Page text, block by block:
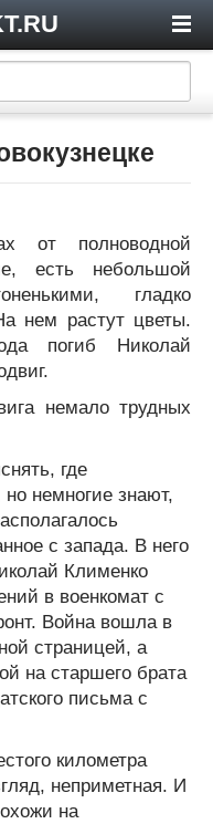
от полноводной
есть небольшой
гладко
нем растут цветы.
погиб Николай
немало трудных
где
немногие знают,
с запада. В него
Клименко
в военкомат с
Война вошла в
страницей, а
на старшего брата
письма с
километра
неприметная. И
на